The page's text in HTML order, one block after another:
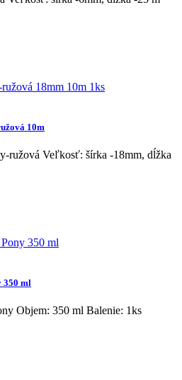
10m
ružová Veľkosť: šírka -18mm, dĺžka
350 ml
Objem: 350 ml Balenie: 1ks